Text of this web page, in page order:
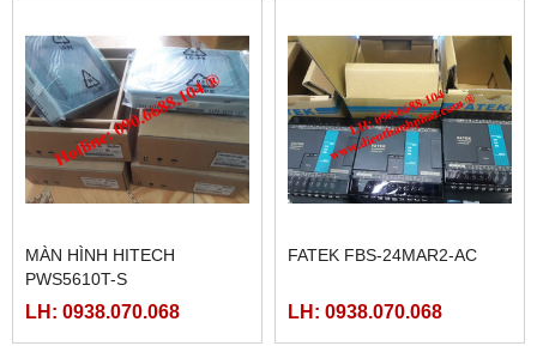
MÀN HÌNH HMIGXU3512 -
7INCH CÓ ETHRNET
LH: 0938.070.068
MÀN HÌNH FUJI HAKKO
V708CD
LH: 0938.070.068